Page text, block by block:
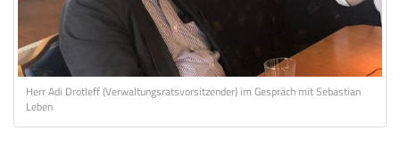
Herr Adi Drotleff (Verwaltungsratsvorsitzender) im Gespräch mit Sebastian
Leben